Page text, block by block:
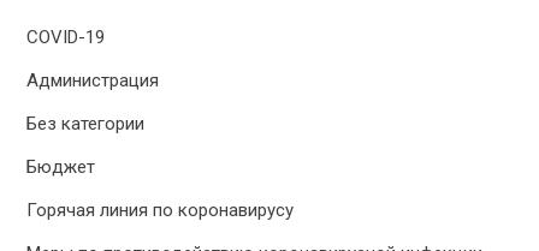
COVID-19
Администрация
Без категории
Бюджет
Горячая линия по коронавирусу